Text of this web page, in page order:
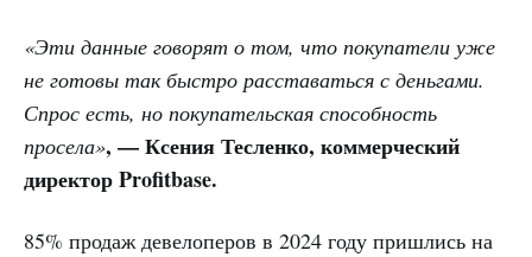
«Эти данные говорят о том, что покупатели уже
не готовы так быстро расставаться с деньгами.
Спрос есть, но покупательская способность
просела», — Ксения Тесленко, коммерческий
директор Profitbase.
85% продаж девелоперов в 2024 году пришлись на